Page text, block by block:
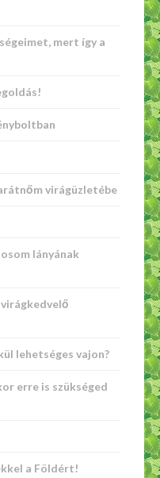
mert így a
virágüzletébe
lányának
lehetséges vajon?
erre is szükséged
a Földért!